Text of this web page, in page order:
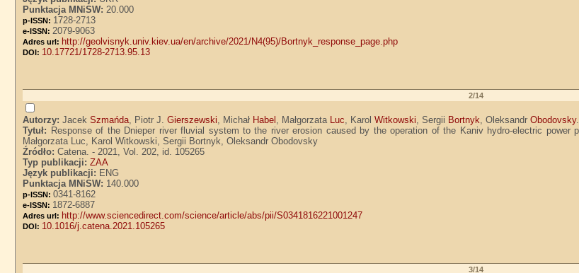
Punktacja MNiSW:20.000
p-ISSN: 1728-2713
e-ISSN: 2079-9063
Adres url: http://geolvisnyk.univ.kiev.ua/en/archive/2021/N4(95)/Bortnyk_response_page.php
DOI: 10.17721/1728-2713.95.13
2/14
Autorzy:JacekSzmańda, Piotr J.Gierszewski, Michał Habel , Małgorzata Luc, KarolWitkowski, Sergii Bortnyk, OleksandrObodovsky.
Tytuł: Response of the Dnieper river fluvial system to the river erosion caused by the operation of the Kaniv hydro-electric power
Małgorzata Luc, Karol Witkowski, Sergii Bortnyk, Oleksandr Obodovsky
Źródło:Catena. - 2021, Vol. 202, id. 105265
Typ publikacji:ZAA
Język publikacji: ENG
Punktacja MNiSW: 140.000
p-ISSN:0341-8162
e-ISSN: 1872-6887
Adres url: http://www.sciencedirect.com/science/article/abs/pii/S0341816221001247
DOI: 10.1016/j.catena.2021.105265
3/14